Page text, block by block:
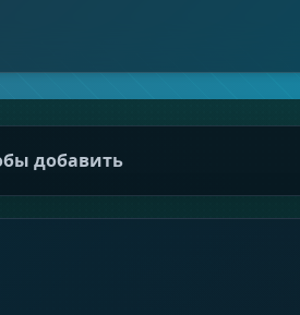
добавить